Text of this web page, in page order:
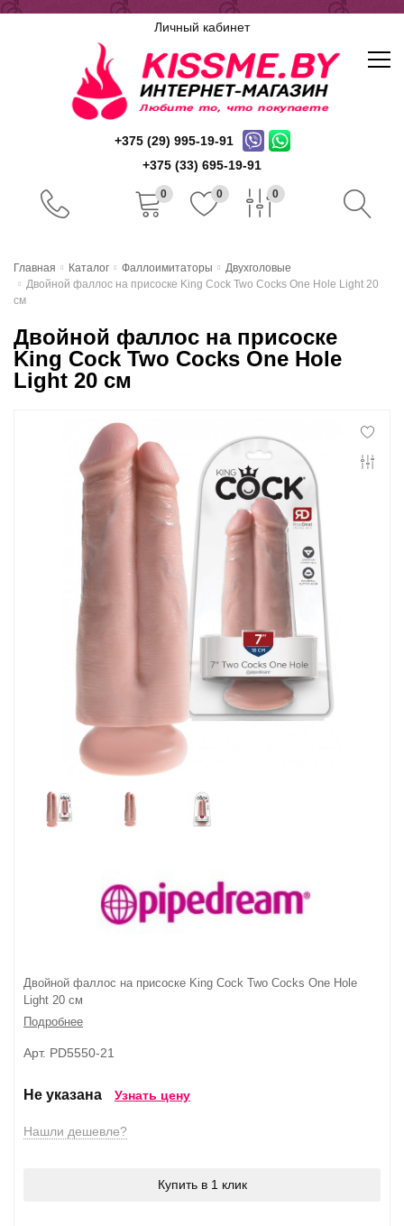
Личный кабинет
+375 (29) 995-19-91
+375 (33) 695-19-91
0 0 0
Доставка и оплата
Скидочная система
Конфиденциальность
Гарантии и возврат
Беспроцентная рассрочка
Главная Каталог Фаллоимитаторы
Двухголовые
Двойной фаллос на присоске King Cock Two Cocks One Hole Light 20
см
Двойной фаллос на присоске
King Cock Two Cocks One Hole
Light 20 см
Двойной фаллос на присоске King Cock Two Cocks One Hole
Light 20 см
Подробнее
Арт. PD5550-21
Не указана Узнать цену
Нашли дешевле?
Купить в 1 клик